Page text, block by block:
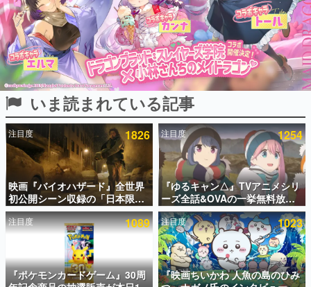
ピックアップ
電ファミのいま読まれている記事ランキング
アプリセール情報
インタビュー
連載・特集一覧
殿堂入り記事
SNS拡散数が数千以上！ ページビュー数万以上！ などな
ど。多くの人々に読まれた、電ファミ渾身の“殿堂入り”記
いま読まれている記事
注目度 1826
映画『バイオハザード』全世界
初公開シーン収録の「日本限
定」予告映像が解禁。バイオの
日（8月10日）にあわせて、
「ラクーンシティ総合病院」へ
行く配達人の姿が披露
注目度 1254
『ゆるキャン△』TVアニメシリ
ーズ全話&OVAの一挙無料放送
がABEMAで開催決定。8月11日
「山の日」の午前0時から実施
注目度 1089
『ポケモンカードゲーム』30周
注目度 1023
『映画ちいかわ 人魚の島のひみ